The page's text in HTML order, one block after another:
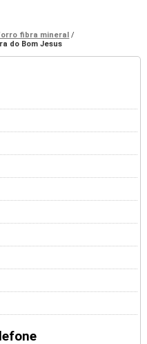
fibra mineral
do Bom Jesus